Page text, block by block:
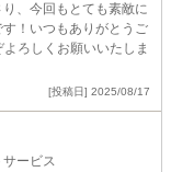
、今回もとても素敵に
！いつもありがとうご
ろしくお願いいたしま
[投稿日] 2025/08/17
ービス